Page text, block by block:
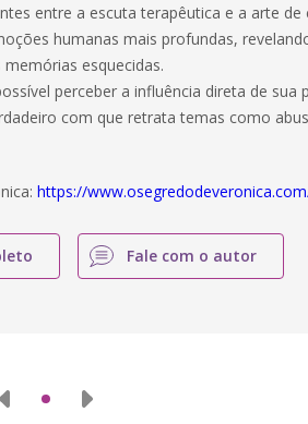
entre a escuta terapêutica e a arte
humanas mais profundas,
esquecidas.
perceber a influência direta de
com que retrata temas como
https://
Fale com o autor